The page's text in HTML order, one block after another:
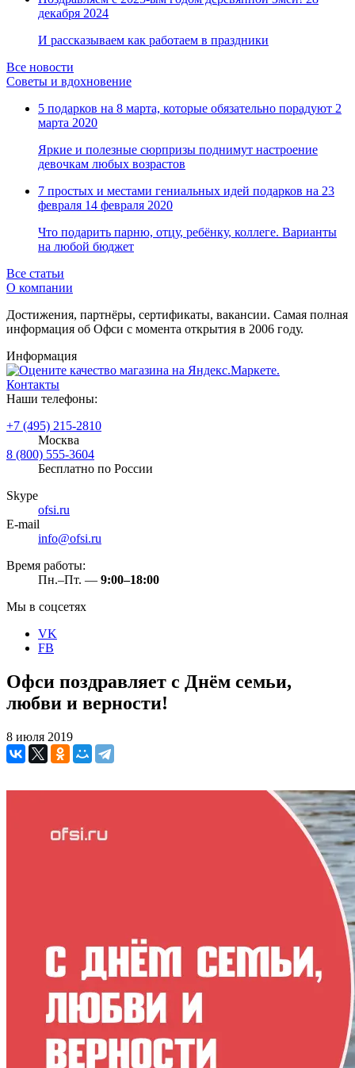
Замки прочие
Пленки солнцезащитные для окон
Все товары раздела«Хозтовары»
декабря 2024
И рассказываем как работаем в праздники
Все новости
Советы и вдохновение
5 подарков на 8 марта, которые обязательно порадуют 2
марта 2020
Яркие и полезные сюрпризы поднимут настроение
девочкам любых возрастов
7 простых и местами гениальных идей подарков на 23
февраля 14 февраля 2020
Что подарить парню, отцу, ребёнку, коллеге. Варианты
на любой бюджет
Все статьи
О компании
Достижения, партнёры, сертификаты, вакансии. Самая полная
информация об Офси с момента открытия в 2006 году.
Информация
Контакты
Наши телефоны:
+7 (495) 215-2810
Москва
8 (800) 555-3604
Бесплатно по России
Skype
ofsi.ru
E-mail
info@ofsi.ru
Время работы:
Пн.–Пт. — 9:00–18:00
Мы в соцсетях
VK
FB
Офси поздравляет с Днём семьи,
любви и верности!
8 июля 2019